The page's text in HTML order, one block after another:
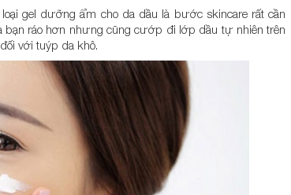
gel dưỡng ẩm cho da dầu là bước skincare rất cần
bạn ráo hơn nhưng cũng cướp đi lớp dầu tự nhiên trên
với tuýp da khô.